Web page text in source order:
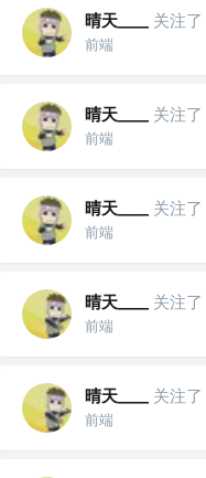
晴天____ 关注了
前端
晴天____ 关注了
前端
晴天____ 关注了
前端
晴天____ 关注了
前端
晴天____ 关注了
前端